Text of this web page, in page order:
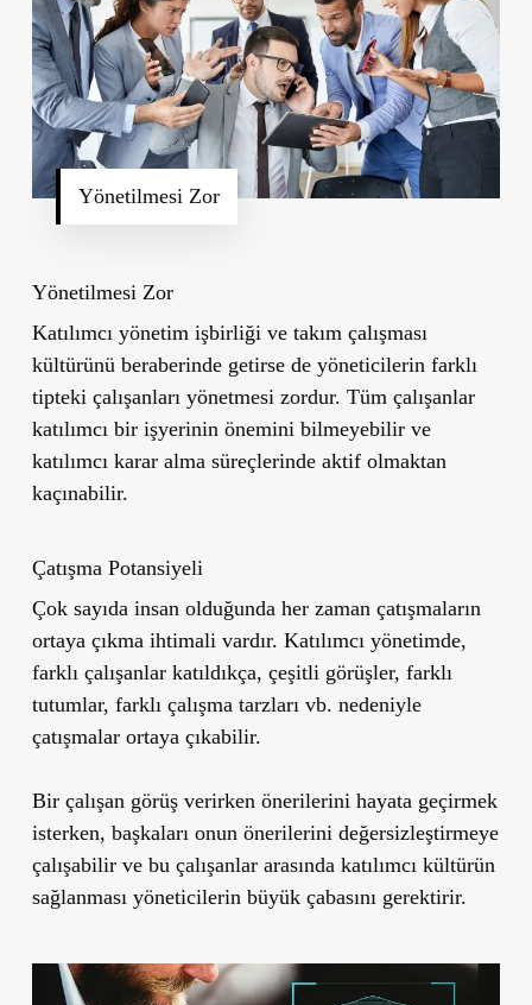
Yönetilmesi Zor
Yönetilmesi Zor
Katılımcı yönetim işbirliği ve takım çalışması
kültürünü beraberinde getirse de yöneticilerin farklı
tipteki çalışanları yönetmesi zordur. Tüm çalışanlar
katılımcı bir işyerinin önemini bilmeyebilir ve
katılımcı karar alma süreçlerinde aktif olmaktan
kaçınabilir.
Çatışma Potansiyeli
Çok sayıda insan olduğunda her zaman çatışmaların
ortaya çıkma ihtimali vardır. Katılımcı yönetimde,
farklı çalışanlar katıldıkça, çeşitli görüşler, farklı
tutumlar, farklı çalışma tarzları vb. nedeniyle
çatışmalar ortaya çıkabilir.
Bir çalışan görüş verirken önerilerini hayata geçirmek
isterken, başkaları onun önerilerini değersizleştirmeye
çalışabilir ve bu çalışanlar arasında katılımcı kültürün
sağlanması yöneticilerin büyük çabasını gerektirir.